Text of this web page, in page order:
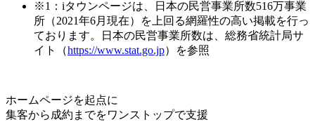
※1：iタウンページは、日本の民営事業所数516万事業
所（2021年6月現在）を上回る網羅性の高い掲載を行っ
ております。日本の民営事業所数は、総務省統計局サ
イト（https://www.stat.go.jp）を参照
ホームページを起点に
集客から成約までをワンストップで支援